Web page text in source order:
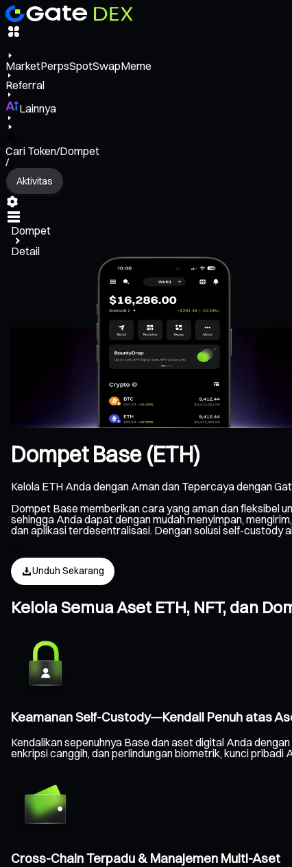
MarketPerpsSpotSwapMeme
Referral
Lainnya
Cari Token/Dompet
/
Aktivitas
Dompet
Detail
Dompet Base (ETH)
Kelola ETH Anda dengan Aman dan Tepercaya dengan
Dompet Base memberikan cara yang aman dan fleksibel
sehingga Anda dapat dengan mudah menyimpan,
dan aplikasi terdesentralisasi. Dengan solusi self-custody
Unduh Sekarang
Kelola Semua Aset ETH, NFT, dan
Keamanan Self-Custody—Kendali Penuh atas
Kendalikan sepenuhnya Base dan aset digital Anda
enkripsi canggih, dan perlindungan biometrik, kunci
Cross-Chain Terpadu & Manajemen Multi-Aset